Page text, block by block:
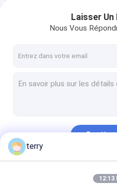
Laisser Un
Nous Vous
terry
12:13